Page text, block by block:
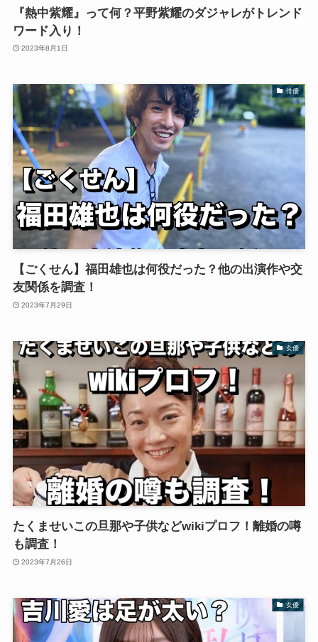
『熱中紫耀』って何？平野紫耀のダジャレがトレンド
ワード入り！
2023年8月1日
俳優
【ごくせん】福田雄也は何役だった？他の出演作や交
友関係を調査！
2023年7月29日
女優
たくませいこの旦那や子供などwikiプロフ！離婚の噂
も調査！
2023年7月26日
女優